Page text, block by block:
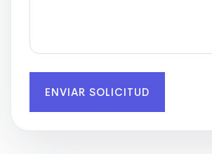
ENVIAR SOLICITUD